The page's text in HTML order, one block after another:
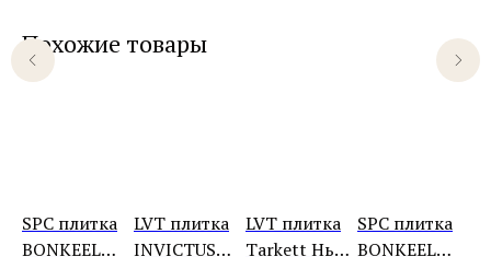
Похожие товары
SPC плитка
BONKEEL
LVT плитка
INVICTUS
LVT плитка
Tarkett Нью
SPC плитка
BONKEEL